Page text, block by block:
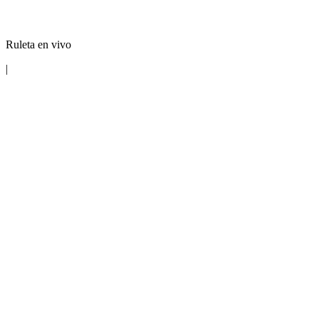
Ruleta en vivo
|